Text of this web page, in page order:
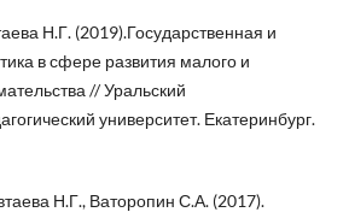
Н.Г. (2019).Государственная и
в сфере развития малого и
// Уральский
университет. Екатеринбург.
Н.Г., Ваторопин С.А. (2017).